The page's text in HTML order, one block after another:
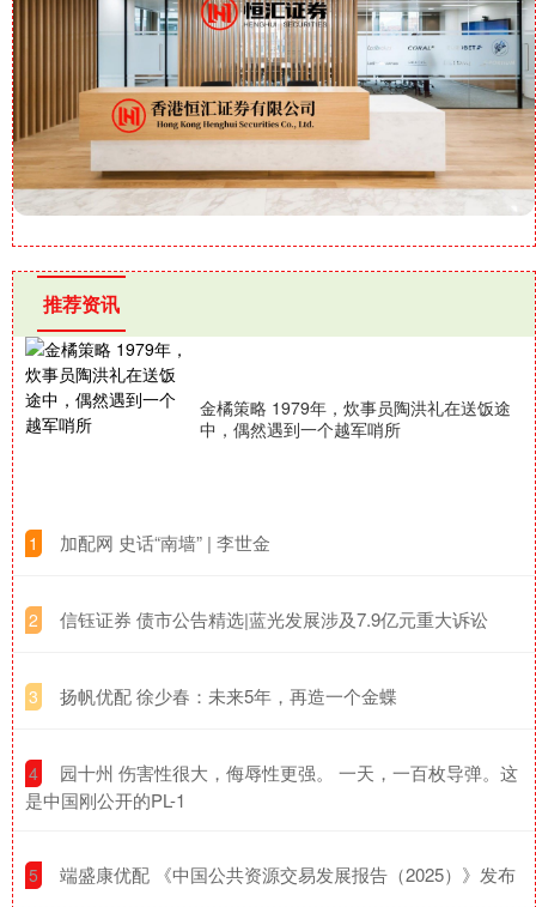
推荐资讯
金橘策略 1979年，炊事员陶洪礼在送饭途
中，偶然遇到一个越军哨所
1 ​加配网 史话“南墙” | 李世金
2 ​信钰证券 债市公告精选|蓝光发展涉及7.9亿元重大诉讼
3 ​扬帆优配 徐少春：未来5年，再造一个金蝶
4
​园十州 伤害性很大，侮辱性更强。 一天，一百枚导弹。这
是中国刚公开的PL-1
5 ​端盛康优配 《中国公共资源交易发展报告（2025）》发布